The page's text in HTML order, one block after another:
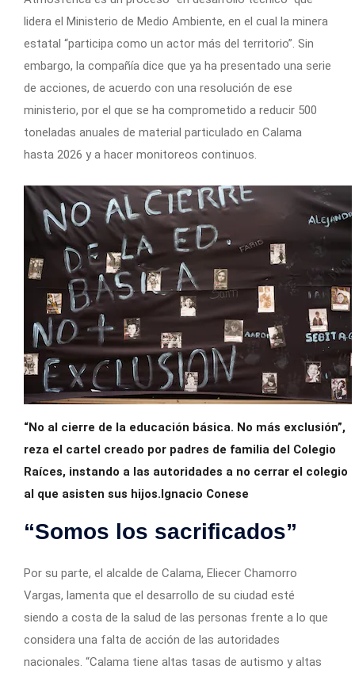
lidera el Ministerio de Medio Ambiente, en el cual la minera
estatal “participa como un actor más del territorio”. Sin
embargo, la compañía dice que ya ha presentado una serie
de acciones, de acuerdo con una resolución de ese
ministerio, por el que se ha comprometido a reducir 500
toneladas anuales de material particulado en Calama
hasta 2026 y a hacer monitoreos continuos.
“No al cierre de la educación básica. No más exclusión”,
reza el cartel creado por padres de familia del Colegio
Raíces, instando a las autoridades a no cerrar el colegio
al que asisten sus hijos.Ignacio Conese
“Somos los sacrificados”
Por su parte, el alcalde de Calama, Eliecer Chamorro
Vargas, lamenta que el desarrollo de su ciudad esté
siendo a costa de la salud de las personas frente a lo que
considera una falta de acción de las autoridades
nacionales. “Calama tiene altas tasas de autismo y altas